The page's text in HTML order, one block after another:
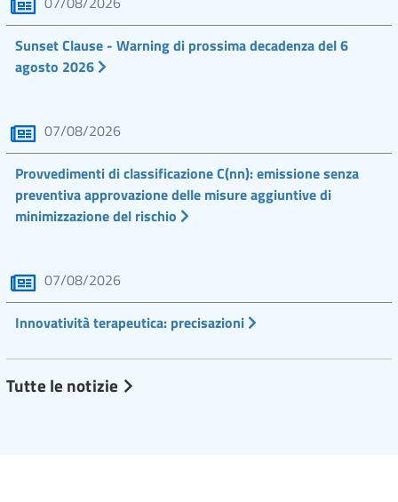
Sunset Clause - Warning di prossima decadenza del 6
agosto 2026
07/08/2026
Provvedimenti di classificazione C(nn): emissione senza
preventiva approvazione delle misure aggiuntive di
minimizzazione del rischio
07/08/2026
Innovatività terapeutica: precisazioni
Tutte le notizie